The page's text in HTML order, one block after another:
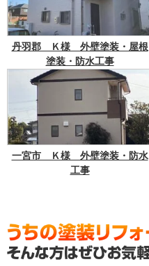
丹羽郡 Ｋ様 外壁塗装・屋根
塗装・防水工事
一宮市 Ｋ様 外壁塗装・防水
工事